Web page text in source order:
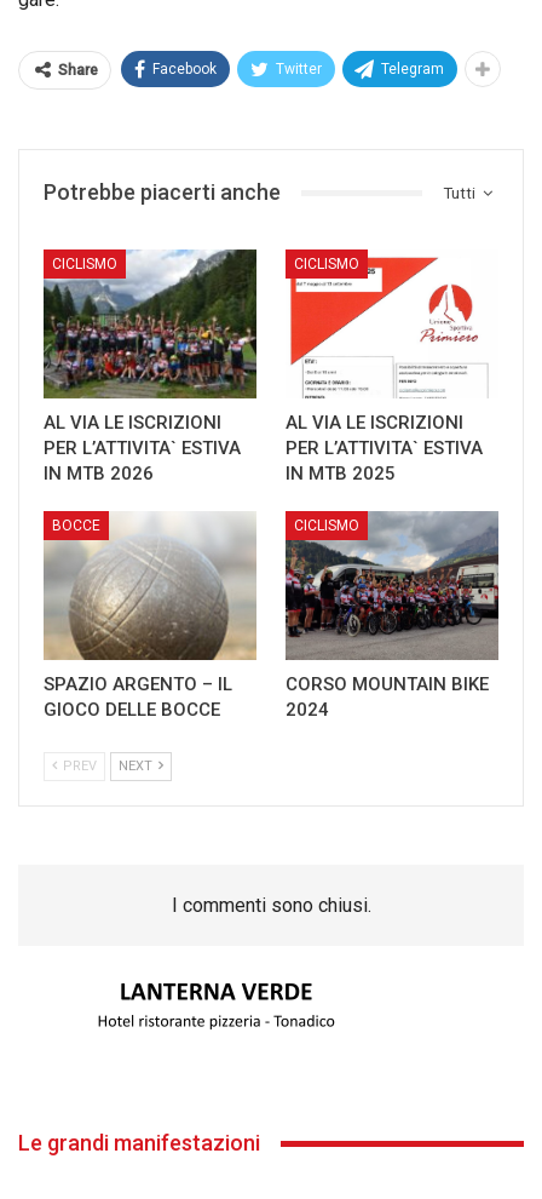
Share Facebook Twitter Telegram
Tutti
Potrebbe piacerti anche
CICLISMO
AL VIA LE ISCRIZIONI
PER L’ATTIVITA` ESTIVA
IN MTB 2026
CICLISMO
AL VIA LE ISCRIZIONI
PER L’ATTIVITA` ESTIVA
IN MTB 2025
BOCCE
SPAZIO ARGENTO – IL
GIOCO DELLE BOCCE
CICLISMO
CORSO MOUNTAIN BIKE
2024
PREV NEXT
I commenti sono chiusi.
Le grandi manifestazioni